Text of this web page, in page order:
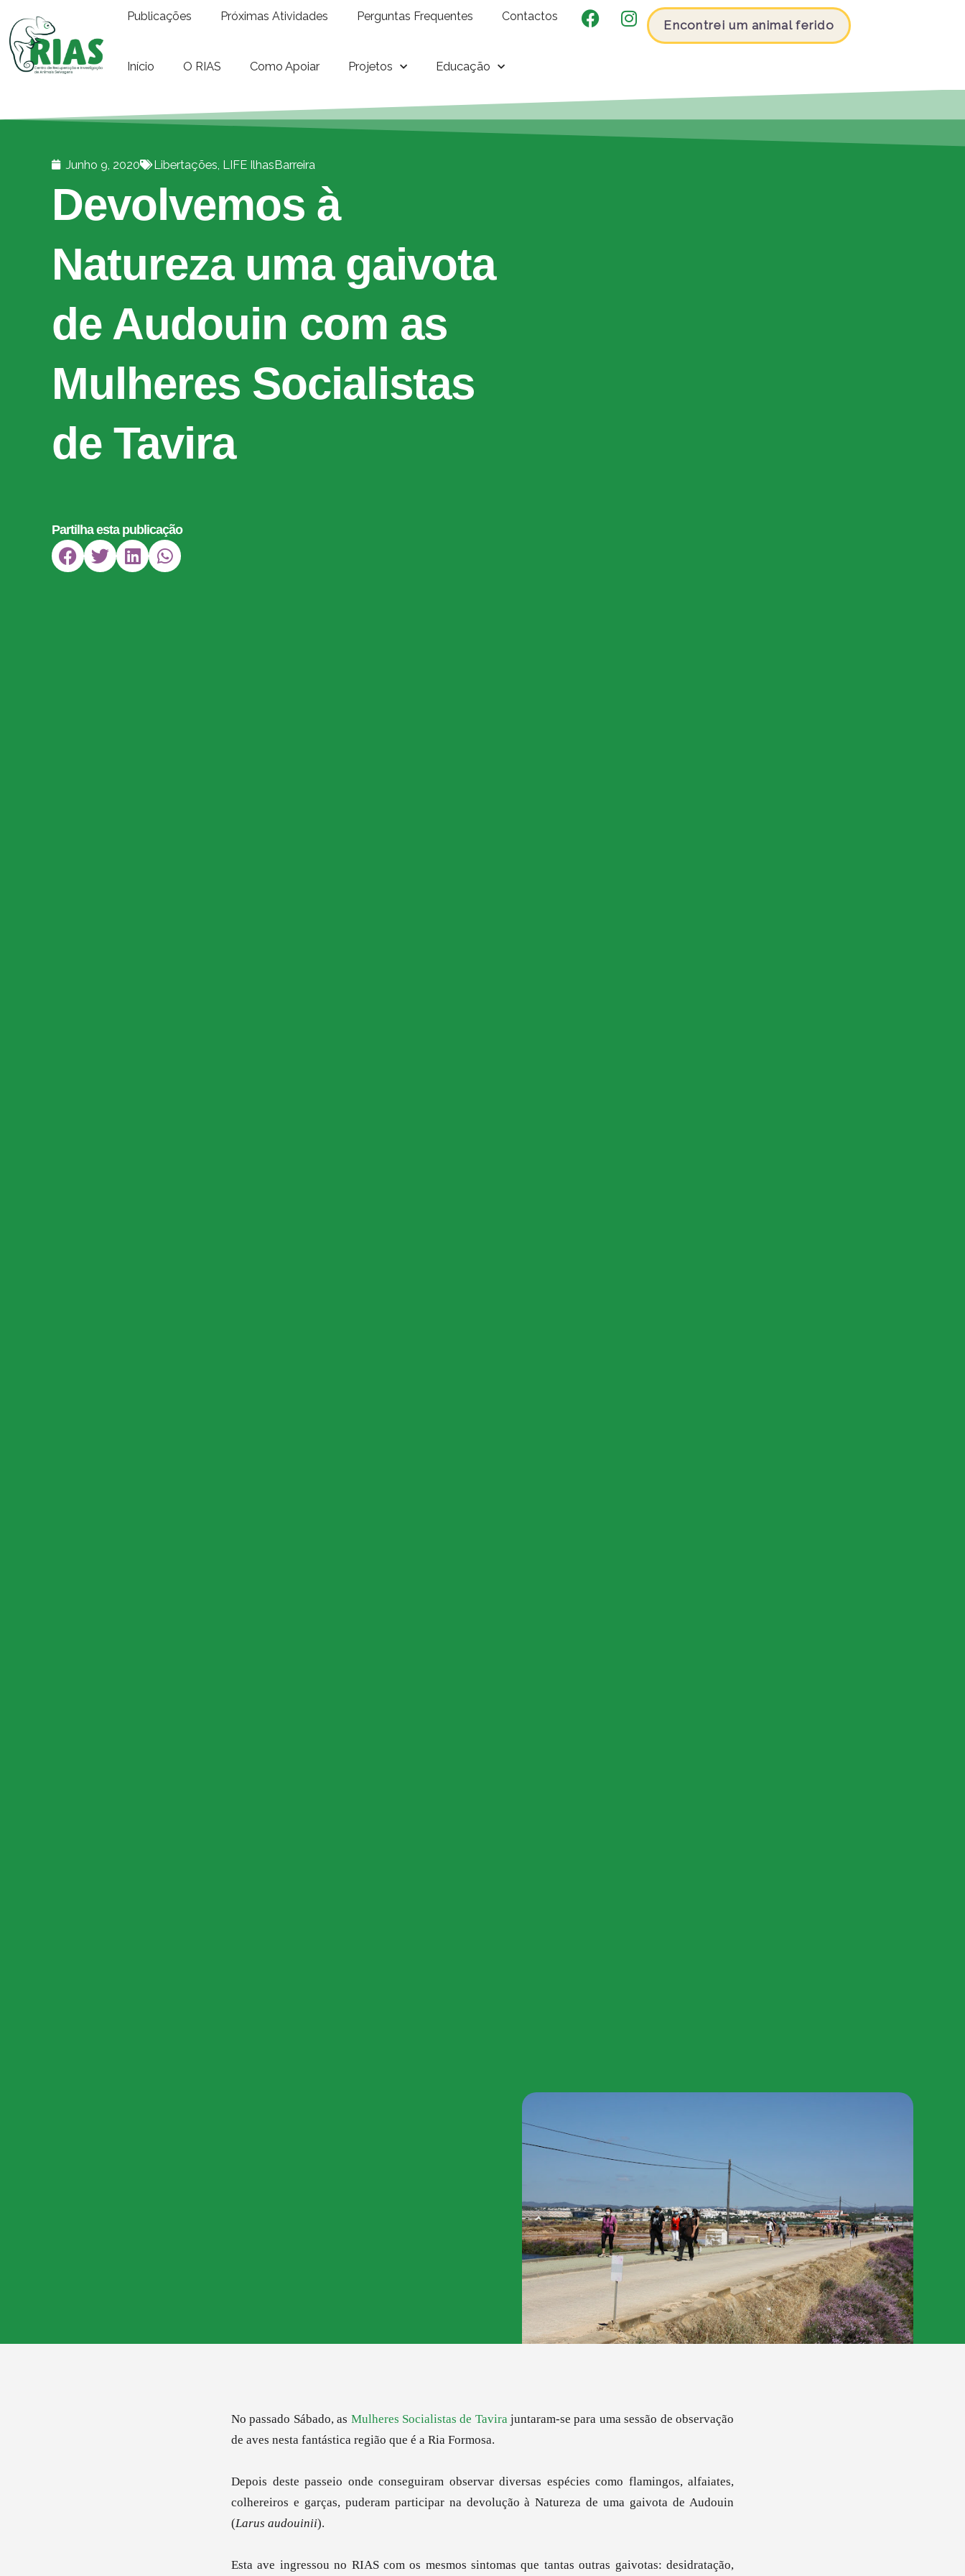
Publicações Próximas Atividades Perguntas Frequentes Contactos
Encontrei um animal ferido
Início O RIAS Como Apoiar Projetos Educação
Junho 9, 2020 Libertações, LIFE IlhasBarreira
Devolvemos à
Natureza uma gaivota
de Audouin com as
Mulheres Socialistas
de Tavira
Partilha esta publicação
No passado Sábado, as Mulheres Socialistas de Tavirajuntaram-se para uma sessão de observação
de aves nesta fantástica região que é a Ria Formosa.
Depois deste passeio onde conseguiram observar diversas espécies como flamingos, alfaiates,
colhereiros e garças, puderam participar na devolução à Natureza de uma gaivota de Audouin
(Larus audouinii).
Esta ave ingressou no RIAS com os mesmos sintomas que tantas outras gaivotas: desidratação,